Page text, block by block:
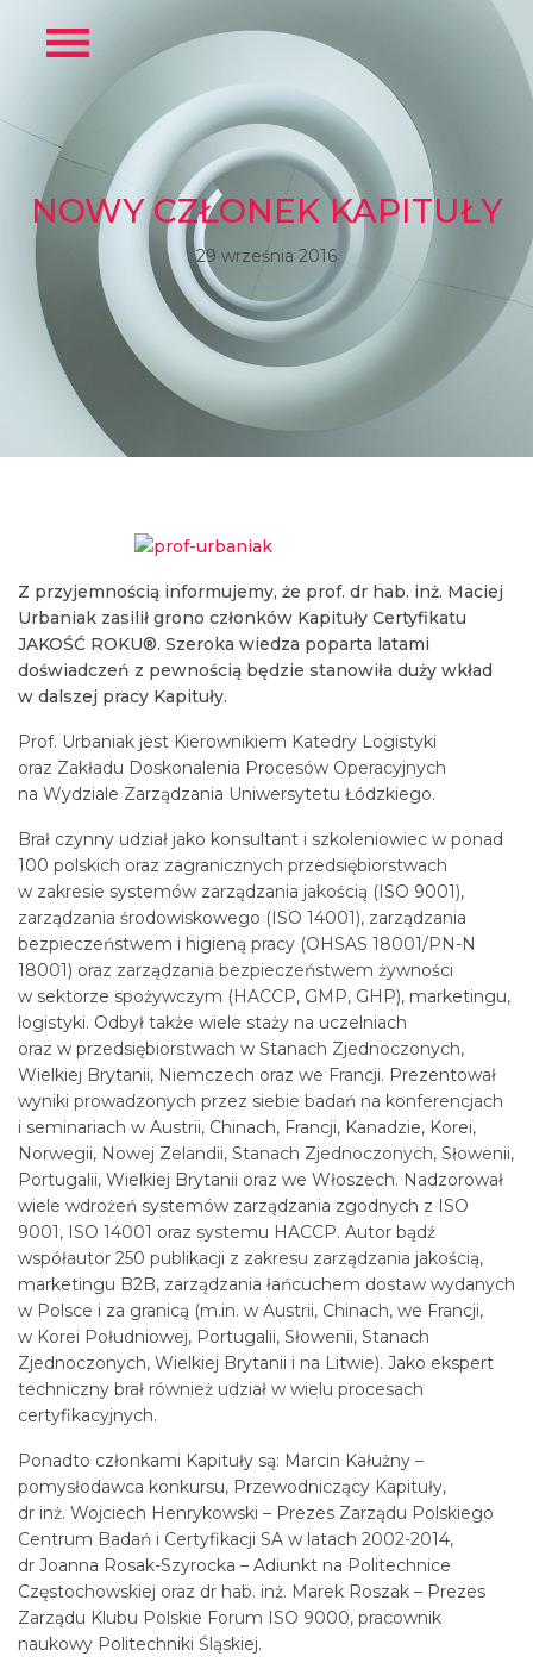
NOWY CZŁONEK KAPITUŁY
29 września 2016
Z przyjemnością informujemy, że prof. dr hab. inż. Maciej
Urbaniak zasilił grono członków Kapituły Certyfikatu
JAKOŚĆ ROKU®. Szeroka wiedza poparta latami
doświadczeń z pewnością będzie stanowiła duży wkład
w dalszej pracy Kapituły.
Prof. Urbaniak jest Kierownikiem Katedry Logistyki
oraz Zakładu Doskonalenia Procesów Operacyjnych
na Wydziale Zarządzania Uniwersytetu Łódzkiego.
Brał czynny udział jako konsultant i szkoleniowiec w ponad
100 polskich oraz zagranicznych przedsiębiorstwach
w zakresie systemów zarządzania jakością (ISO 9001),
zarządzania środowiskowego (ISO 14001), zarządzania
bezpieczeństwem i higieną pracy (OHSAS 18001/PN-N
18001) oraz zarządzania bezpieczeństwem żywności
w sektorze spożywczym (HACCP, GMP, GHP), marketingu,
logistyki. Odbył także wiele staży na uczelniach
oraz w przedsiębiorstwach w Stanach Zjednoczonych,
Wielkiej Brytanii, Niemczech oraz we Francji. Prezentował
wyniki prowadzonych przez siebie badań na konferencjach
i seminariach w Austrii, Chinach, Francji, Kanadzie, Korei,
Norwegii, Nowej Zelandii, Stanach Zjednoczonych, Słowenii,
Portugalii, Wielkiej Brytanii oraz we Włoszech. Nadzorował
wiele wdrożeń systemów zarządzania zgodnych z ISO
9001, ISO 14001 oraz systemu HACCP. Autor bądź
współautor 250 publikacji z zakresu zarządzania jakością,
marketingu B2B, zarządzania łańcuchem dostaw wydanych
w Polsce i za granicą (m.in. w Austrii, Chinach, we Francji,
w Korei Południowej, Portugalii, Słowenii, Stanach
Zjednoczonych, Wielkiej Brytanii i na Litwie). Jako ekspert
techniczny brał również udział w wielu procesach
certyfikacyjnych.
Ponadto członkami Kapituły są: Marcin Kałużny –
pomysłodawca konkursu, Przewodniczący Kapituły,
dr inż. Wojciech Henrykowski – Prezes Zarządu Polskiego
Centrum Badań i Certyfikacji SA w latach 2002-2014,
dr Joanna Rosak-Szyrocka – Adiunkt na Politechnice
Częstochowskiej oraz dr hab. inż. Marek Roszak – Prezes
Zarządu Klubu Polskie Forum ISO 9000, pracownik
naukowy Politechniki Śląskiej.